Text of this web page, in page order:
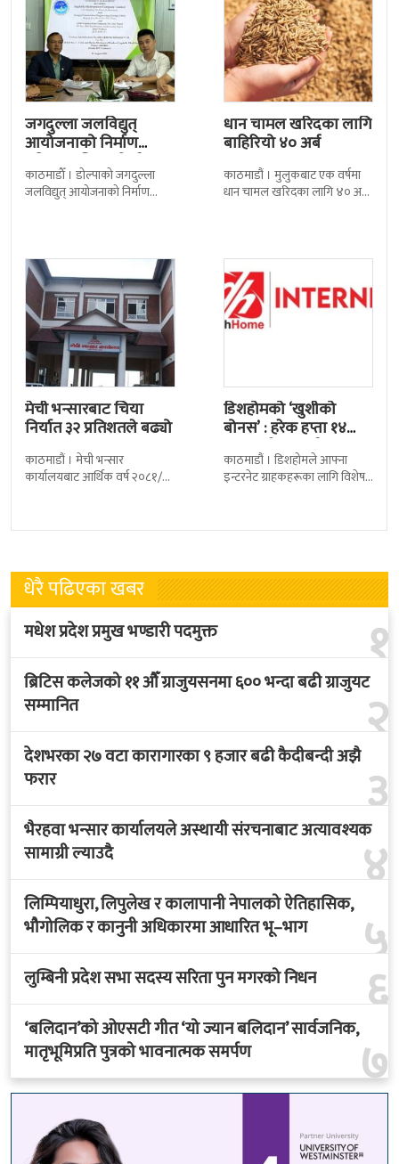
जगदुल्ला जलविद्युत्
आयोजनाको निर्माण
प्रक्रिया अघि बढ्यो : ठेक्का
सम्झौतामा…
काठमाडाैँ । डोल्पाको जगदुल्ला
जलविद्युत् आयोजनाको निर्माण
धान चामल खरिदका लागि
बाहिरियो ४० अर्ब
काठमाडौं । मुलुकबाट एक वर्षमा
धान चामल खरिदका लागि ४० अर्ब
मेची भन्सारबाट चिया
निर्यात ३२ प्रतिशतले बढ्यो
काठमाडौं । मेची भन्सार
कार्यालयबाट आर्थिक वर्ष २०८१/८२
तथ्याङ्कानुसार
डिशहोमको ‘खुशीको
बोनस’ : हरेक हप्ता १४
जनालाई एक वर्ष…
काठमाडौं । डिशहोमले आफ्ना
इन्टरनेट ग्राहकहरूका लागि विशेष
धेरै पढिएका खबर
१
मधेश प्रदेश प्रमुख भण्डारी पदमुक्त
२
ब्रिटिस कलेजको ११ औँ ग्राजुयसनमा ६०० भन्दा बढी ग्राजुयट
सम्मानित
३
देशभरका २७ वटा कारागारका ९ हजार बढी कैदीबन्दी अझै
फरार
४
भैरहवा भन्सार कार्यालयले अस्थायी संरचनाबाट अत्यावश्यक
सामाग्री ल्याउदै
५
लिम्पियाधुरा, लिपुलेख र कालापानी नेपालको ऐतिहासिक,
भौगोलिक र कानुनी अधिकारमा आधारित भू–भाग
६
लुम्बिनी प्रदेश सभा सदस्य सरिता पुन मगरको निधन
७
‘बलिदान’को ओएसटी गीत ‘यो ज्यान बलिदान’ सार्वजनिक,
मातृभूमिप्रति पुत्रको भावनात्मक समर्पण